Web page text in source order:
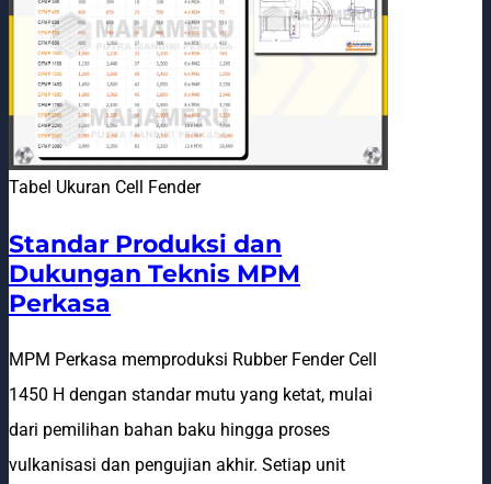
Tabel Ukuran Cell Fender
Standar Produksi dan
Dukungan Teknis MPM
Perkasa
MPM Perkasa memproduksi Rubber Fender Cell
1450 H dengan standar mutu yang ketat, mulai
dari pemilihan bahan baku hingga proses
vulkanisasi dan pengujian akhir. Setiap unit